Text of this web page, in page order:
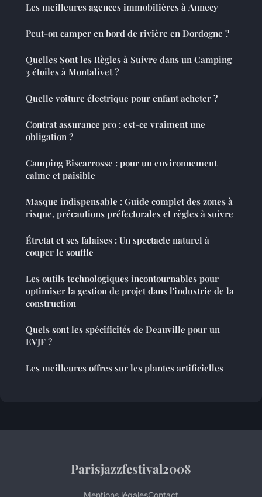
Les meilleures agences immobilières à Annecy
Peut-on camper en bord de rivière en Dordogne ?
Quelles Sont les Règles à Suivre dans un Camping
3 étoiles à Montalivet ?
Quelle voiture électrique pour enfant acheter ?
Contrat assurance pro : est-ce vraiment une
obligation ?
Camping Biscarrosse : pour un environnement
calme et paisible
Masque indispensable : Guide complet des zones à
risque, précautions préfectorales et règles à suivre
Étretat et ses falaises : Un spectacle naturel à
couper le souffle
Les outils technologiques incontournables pour
optimiser la gestion de projet dans l'industrie de la
construction
Quels sont les spécificités de Deauville pour un
EVJF ?
Les meilleures offres sur les plantes artificielles
Parisjazzfestival2008
Mentions légalesContact